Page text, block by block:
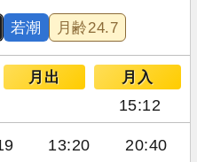
若潮 月齢24.7
月出 月入
15:12
13:20 20:40